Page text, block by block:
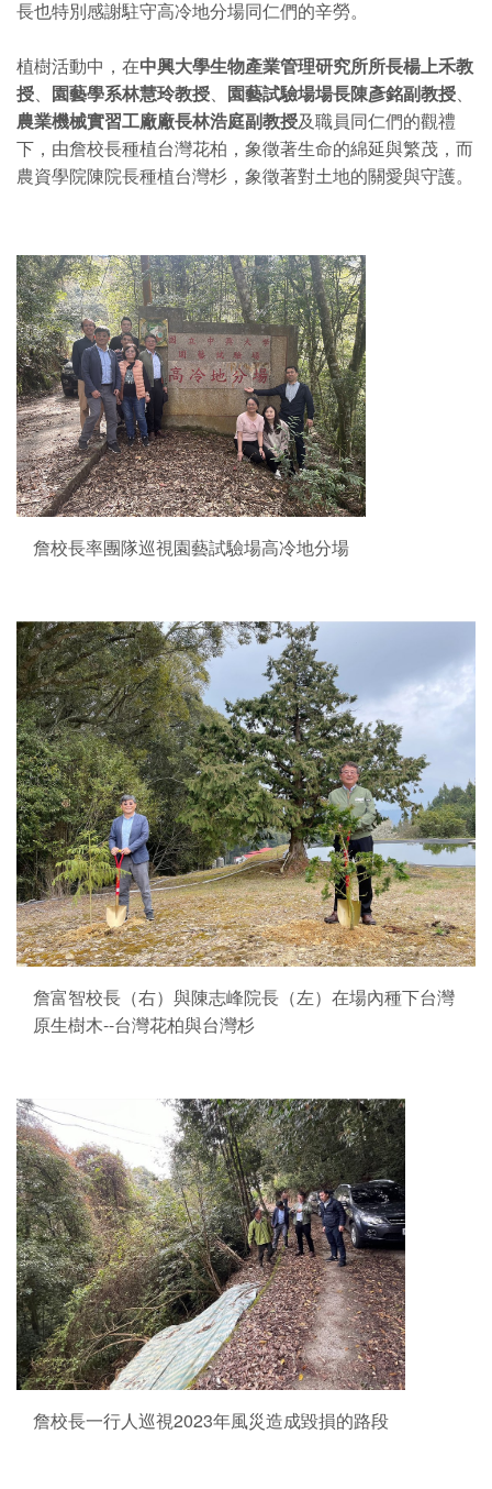
長也特別感謝駐守高冷地分場同仁們的辛勞。
植樹活動中，在中興大學生物產業管理研究所所長楊上禾教
授、 園藝學系林慧玲教授、 園藝試驗場場長陳彥銘副教授、
農業機械實習工廠廠長林浩庭副教授及職員同仁們的觀禮
下，由詹校長種植台灣花柏，象徵著生命的綿延與繁茂，而
農資學院陳院長種植台灣杉，象徵著對土地的關愛與守護。
詹校長率團隊巡視園藝試驗場高冷地分場
詹富智校長（右）與陳志峰院長（左）在場內種下台灣
原生樹木--台灣花柏與台灣杉
詹校長一行人巡視2023年風災造成毀損的路段